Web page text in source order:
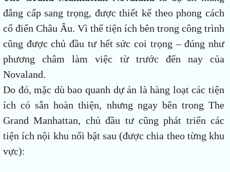
đẳng cấp sang trọng, được thiết kế theo phong cách
cổ điển Châu Âu. Vì thế tiện ích bên trong công trình
cũng được chủ đầu tư hết sức coi trọng – đúng như
phương châm làm việc từ trước đến nay của
Novaland.
Do đó, mặc dù bao quanh dự án là hàng loạt các tiện
ích có sẵn hoàn thiện, nhưng ngay bên trong The
Grand Manhattan, chủ đầu tư cũng phát triển các
tiện ích nội khu nổi bật sau (được chia theo từng khu
vực):